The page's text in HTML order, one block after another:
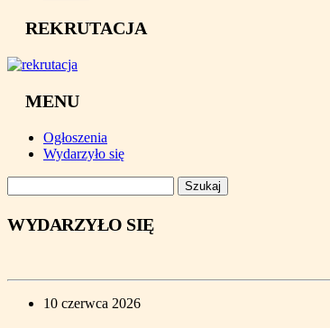
REKRUTACJA
MENU
Ogłoszenia
Wydarzyło się
WYDARZYŁO SIĘ
10 czerwca 2026